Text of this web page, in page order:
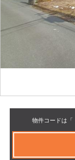
物件コードは「